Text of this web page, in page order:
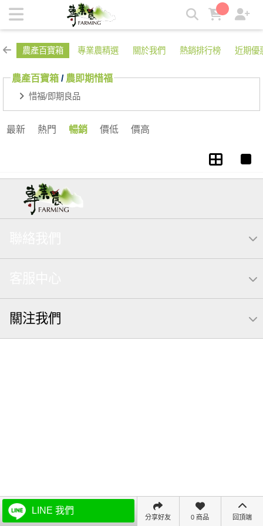
農即期惜福 | 專業農
農產百寶箱 專業農精選 關於我們 熱銷排行榜 近期優
農產百寶箱 / 農即期惜福
惜福/即期良品
最新 熱門 暢銷 價低 價高
關注我們
LINE 我們
回頂端
0 商品
分享好友